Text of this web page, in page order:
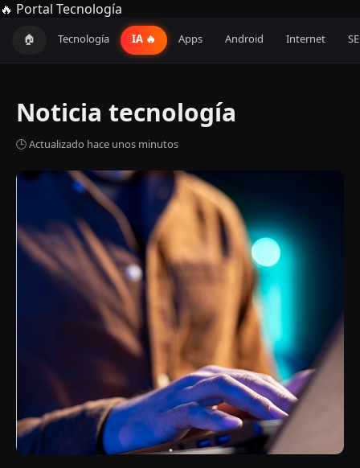
🔥 Portal Tecnología
🏠 Tecnología IA 🔥 Apps Android Internet
Noticia tecnología
🕒 Actualizado hace unos minutos